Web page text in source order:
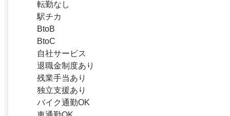
転勤なし
駅チカ
BtoB
BtoC
自社サービス
退職金制度あり
残業手当あり
独立支援あり
バイク通勤OK